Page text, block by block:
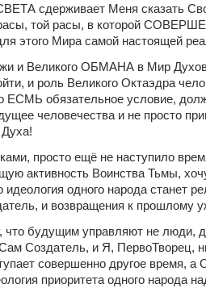
СВЕТА сдерживает Меня
той расы, в которой
этого Мира самой настоящей
и Великого ОБМАНА в Мир
и роль Великого Октаэдра
ЕСМЬ обязательное условие,
человечества и не просто
просто ещё не наступило
активность Воинства Тьмы,
одного народа станет
и возвращения к прошлому
что будущим управляют не люди,
Создатель, и Я, ПервоТворец,
совершенно другое время, а
приоритета одного народа